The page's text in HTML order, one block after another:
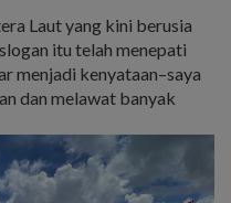
Laut yang kini berusia
itu telah menepati
menjadi kenyataan–saya
dan melawat banyak